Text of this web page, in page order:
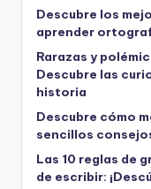
Descubre los
aprender
Rarazas y
Descubre las
historia
Descubre cómo
sencillos
Las 10 reglas de
de escribir: